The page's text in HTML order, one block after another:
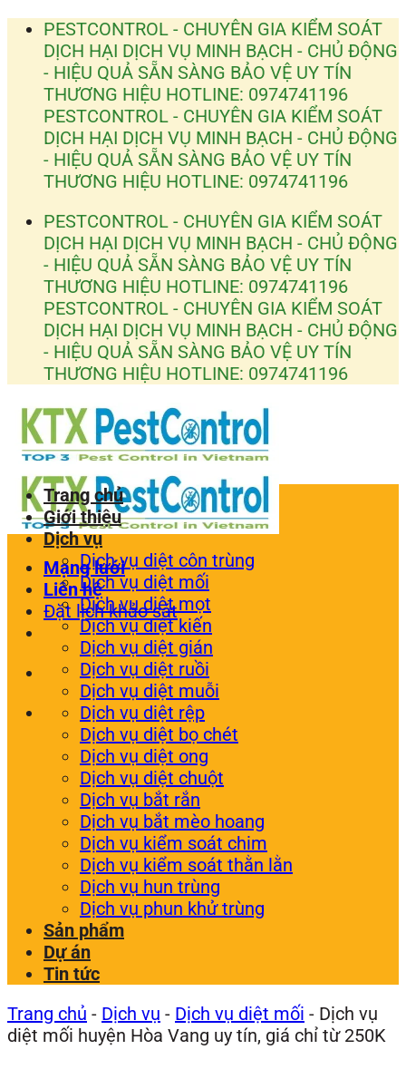
Bỏ
dung
PESTCONTROL - CHUYÊN GIA KIỂM SOÁT
DỊCH HẠI DỊCH VỤ MINH BẠCH - CHỦ ĐỘNG
- HIỆU QUẢ SẴN SÀNG BẢO VỆ UY TÍN
THƯƠNG HIỆU HOTLINE: 0974741196
PESTCONTROL - CHUYÊN GIA KIỂM SOÁT
DỊCH HẠI DỊCH VỤ MINH BẠCH - CHỦ ĐỘNG
- HIỆU QUẢ SẴN SÀNG BẢO VỆ UY TÍN
THƯƠNG HIỆU HOTLINE: 0974741196
PESTCONTROL - CHUYÊN GIA KIỂM SOÁT
DỊCH HẠI DỊCH VỤ MINH BẠCH - CHỦ ĐỘNG
- HIỆU QUẢ SẴN SÀNG BẢO VỆ UY TÍN
THƯƠNG HIỆU HOTLINE: 0974741196
PESTCONTROL - CHUYÊN GIA KIỂM SOÁT
DỊCH HẠI DỊCH VỤ MINH BẠCH - CHỦ ĐỘNG
- HIỆU QUẢ SẴN SÀNG BẢO VỆ UY TÍN
THƯƠNG HIỆU HOTLINE: 0974741196
Mạng lưới
Liên hệ
Đặt lịch khảo sát
Trang chủ
Giới thiệu
Dịch vụ
Dịch vụ diệt côn trùng
Dịch vụ diệt mối
Dịch vụ diệt mọt
Dịch vụ diệt kiến
Dịch vụ diệt gián
Dịch vụ diệt ruồi
Dịch vụ diệt muỗi
Dịch vụ diệt rệp
Dịch vụ diệt bọ chét
Dịch vụ diệt ong
Dịch vụ diệt chuột
Dịch vụ bắt rắn
Dịch vụ bắt mèo hoang
Dịch vụ kiểm soát chim
Dịch vụ kiểm soát thằn lằn
Dịch vụ hun trùng
Dịch vụ phun khử trùng
Sản phẩm
Dự án
Tin tức
Trang chủ - Dịch vụ - Dịch vụ diệt mối - Dịch vụ
diệt mối huyện Hòa Vang uy tín, giá chỉ từ 250K